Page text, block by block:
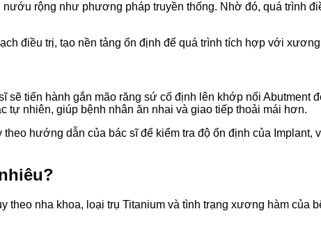
rộng như phương pháp truyền thống. Nhờ đó, quá trình
điều trị, tạo nền tảng ổn định để quá trình tích hợp với
tiến hành gắn mão răng sứ cố định lên khớp nối Abutment
tự nhiên, giúp bệnh nhân ăn nhai và giao tiếp thoải mái hơn.
hướng dẫn của bác sĩ để kiểm tra độ ổn định của
theo nha khoa, loại trụ Titanium và tình trạng xương hàm của